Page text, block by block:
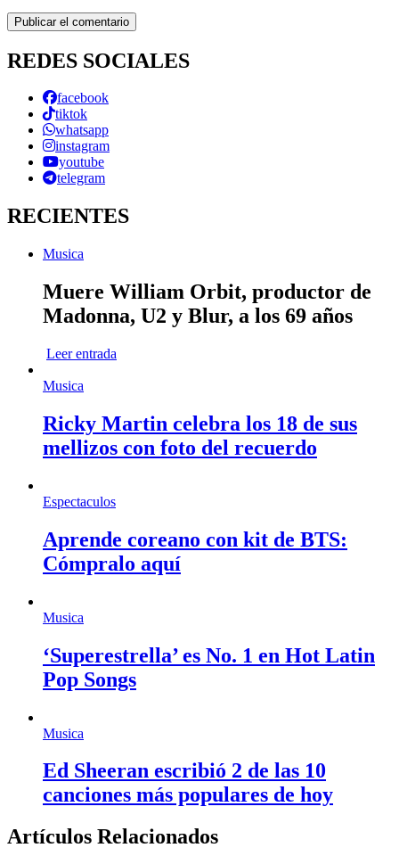
REDES SOCIALES
facebook
tiktok
whatsapp
instagram
youtube
telegram
RECIENTES
Musica
Muere William Orbit, productor de
Madonna, U2 y Blur, a los 69 años
Leer entrada
Musica
Ricky Martin celebra los 18 de sus
mellizos con foto del recuerdo
Espectaculos
Aprende coreano con kit de BTS:
Cómpralo aquí
Musica
‘Superestrella’ es No. 1 en Hot Latin
Pop Songs
Musica
Ed Sheeran escribió 2 de las 10
canciones más populares de hoy
Artículos Relacionados